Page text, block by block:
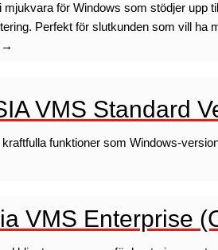
mjukvara för Windows som stödjer upp
Perfekt för slutkunden som vill ha
→
VMS Standard
funktioner som Windows-
VMS Enterprise